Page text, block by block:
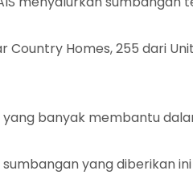
Homes, 255 dari
yang banyak membantu
yang diberikan